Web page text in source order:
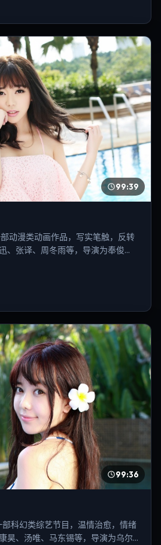
99:39
动漫类动画作品，写实笔触，反转
、张译、周冬雨等，导演为奉俊
99:36
科幻类综艺节目，温情治愈，情绪
昊、汤唯、马东锡等，导演为乌尔